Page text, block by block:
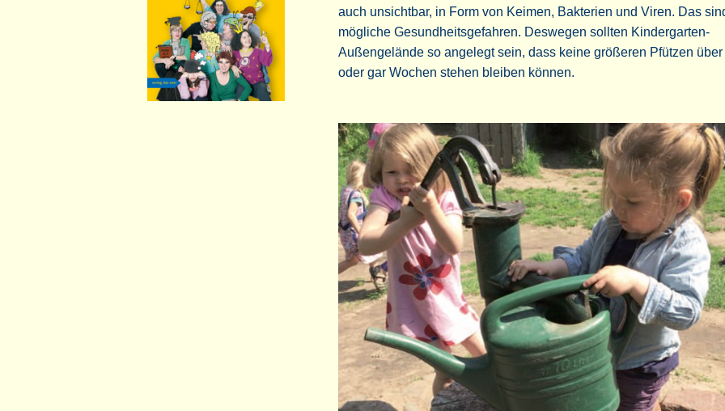
auch unsichtbar, in Form von Keimen, Bakterien und Viren. Das
mögliche Gesundheitsgefahren. Deswegen sollten Kindergarten-
Außengelände so angelegt sein, dass keine größeren Pfützen über
oder gar Wochen stehen bleiben können.